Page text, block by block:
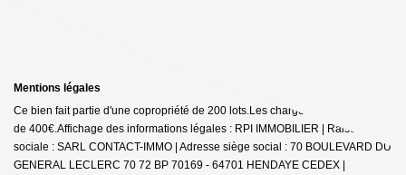
Mentions légales
Ce bien fait partie d'une copropriété de 200 lots.Les charges annuelles sont
de 400€. Affichage des informations légales : RPI IMMOBILIER | Raison
sociale : SARL CONTACT-IMMO | Adresse siège social : 70 BOULEVARD DU
GENERAL LECLERC 70 72 BP 70169 - 64701 HENDAYE CEDEX |